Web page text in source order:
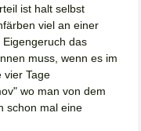
ist halt selbst
viel an einer
das
muss, wenn es im
vier Tage
wo man von dem
schon mal eine